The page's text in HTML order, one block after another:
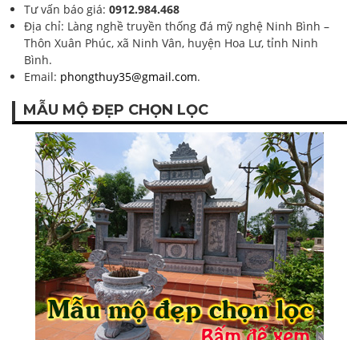
Tư vấn báo giá: 0912.984.468
Địa chỉ: Làng nghề truyền thống đá mỹ nghệ Ninh Bình –
Thôn Xuân Phúc, xã Ninh Vân, huyện Hoa Lư, tỉnh Ninh
Bình.
Email: phongthuy35@gmail.com.
MẪU MỘ ĐẸP CHỌN LỌC